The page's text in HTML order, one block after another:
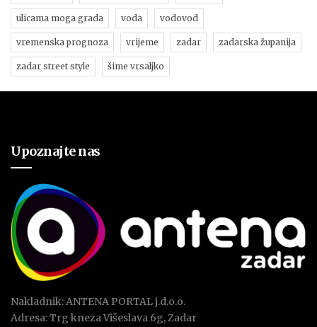
ulicama moga grada voda vodovod
vremenska prognoza vrijeme zadar zadarska županija
zadar street style šime vrsaljko
Upoznajte nas
Nakladnik: ANTENA PORTAL j.d.o.o.
Adresa: Trg kneza Višeslava 6g, Zadar